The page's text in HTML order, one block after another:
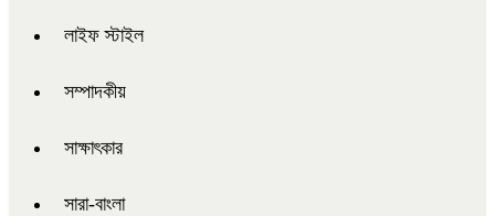
লাইফ স্টাইল
সম্পাদকীয়
সাক্ষাৎকার
সারা-বাংলা